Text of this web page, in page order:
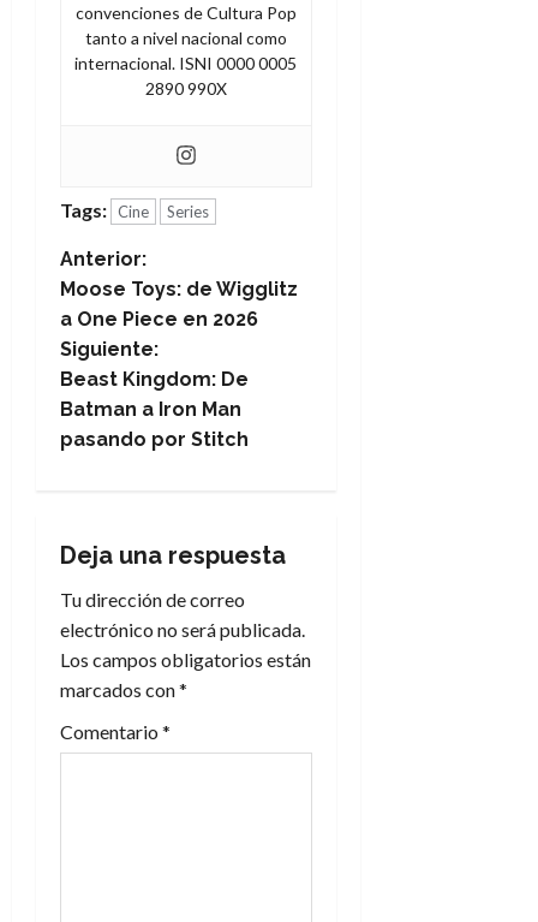
convenciones de Cultura Pop
tanto a nivel nacional como
internacional. ISNI 0000 0005
2890 990X
Tags: Cine Series
N
a
v
e
c
i
ó
n
Anterior:
Moose Toys: de Wigglitz
a One Piece en 2026
Siguiente:
Beast Kingdom: De
Batman a Iron Man
pasando por Stitch
Deja una respuesta
Tu dirección de correo
electrónico no será publicada.
Los campos obligatorios están
marcados con*
Comentario *